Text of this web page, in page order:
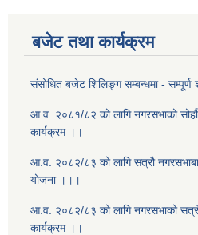
बजेट तथा कार्यक्रम
संसोधित बजेट शिलिङ्ग सम्बन्धमा -
आ.व. २०८१/८२ को लागि नगरसभाको
कार्यक्रम ।।
आ.व. २०८२/८३ को लागि सत्रौ
योजना ।।।
आ.व. २०८२/८३ को लागि नगरसभाको
कार्यक्रम ।।